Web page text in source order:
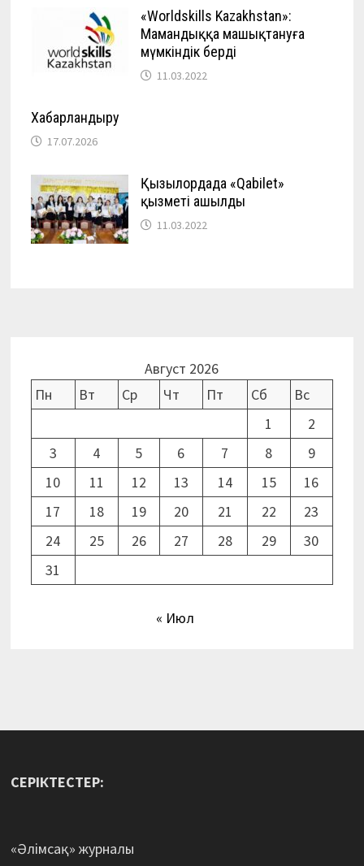
«Worldskills Kazakhstan»:
Мамандыққа машықтануға
мүмкіндік берді
11.03.2022
Хабарландыру
17.07.2026
Қызылордада «Qabilet»
қызметі ашылды
11.03.2022
Август 2026
Пн
Вт Ср Чт Пт Сб
Вс
1
2
3
4 5 6 7 8
9
10
11 12 13 14 15
16
17
18 19 20 21 22
23
24
25 26 27 28 29
30
31
« Июл
СЕРІКТЕСТЕР:
«Әлімсақ» журналы